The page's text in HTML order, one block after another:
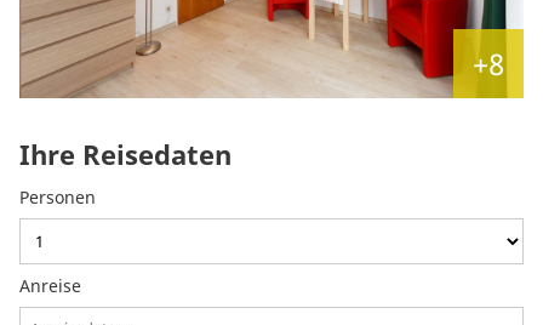
+8
Ihre Reisedaten
Personen
Anreise